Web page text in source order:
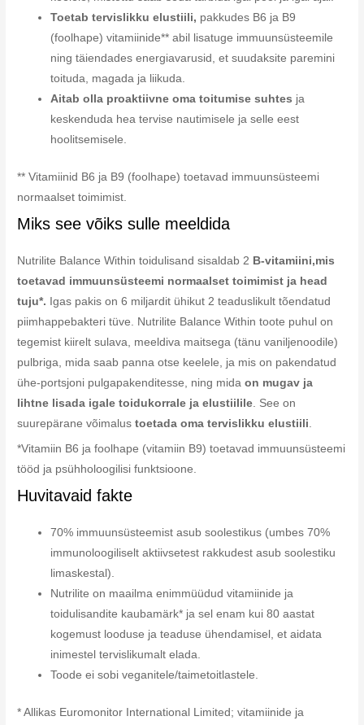
Toetab tervislikku elustiili, pakkudes B6 ja B9
(foolhape) vitamiinide** abil lisatuge immuunsüsteemile
ning täiendades energiavarusid, et suudaksite paremini
toituda, magada ja liikuda.
Aitab olla proaktiivne oma toitumise suhtes ja
keskenduda hea tervise nautimisele ja selle eest
hoolitsemisele.
** Vitamiinid B6 ja B9 (foolhape) toetavad immuunsüsteemi
normaalset toimimist.
Miks see võiks sulle meeldida
Nutrilite Balance Within toidulisand sisaldab 2 B-vitamiini,mis
toetavad immuunsüsteemi normaalset toimimist ja head
tuju*. Igas pakis on 6 miljardit ühikut 2 teaduslikult tõendatud
piimhappebakteri tüve. Nutrilite Balance Within toote puhul on
tegemist kiirelt sulava, meeldiva maitsega (tänu vaniljenoodile)
pulbriga, mida saab panna otse keelele, ja mis on pakendatud
ühe-portsjoni pulgapakenditesse, ning midaon mugav ja
lihtne lisada igale toidukorrale ja elustiilile . See on
suurepärane võimalustoetada oma tervislikku elustiili
*Vitamiin B6 ja foolhape (vitamiin B9) toetavad immuunsüsteemi
tööd ja psühholoogilisi funktsioone.
Huvitavaid fakte
70% immuunsüsteemist asub soolestikus (umbes 70%
immunoloogiliselt aktiivsetest rakkudest asub soolestiku
limaskestal).
Nutrilite on maailma enimmüüdud vitamiinide ja
toidulisandite kaubamärk* ja sel enam kui 80 aastat
kogemust looduse ja teaduse ühendamisel, et aidata
inimestel tervislikumalt elada.
Toode ei sobi veganitele/taimetoitlastele.
* Allikas Euromonitor International Limited; vitamiinide ja